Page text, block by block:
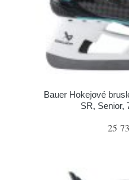
Bauer Hokejové
SR, Senior,
25